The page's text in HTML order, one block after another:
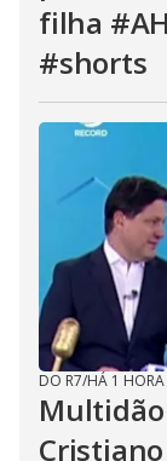
filha
#shorts
DO R7/HÁ 1 HORA